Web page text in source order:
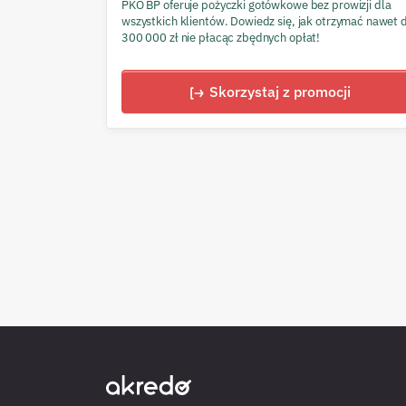
PKO BP oferuje pożyczki gotówkowe bez prowizji dla
wszystkich klientów. Dowiedz się, jak otrzymać nawet
300 000 zł nie płacąc zbędnych opłat!
Skorzystaj z promocji